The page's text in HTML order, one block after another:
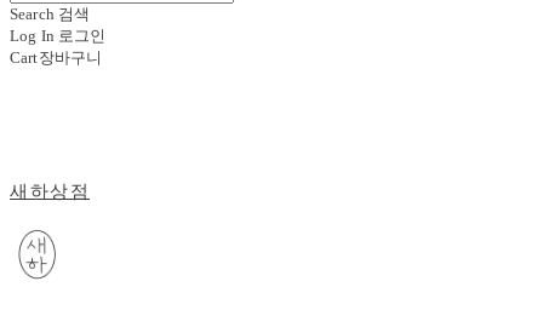
Search 검색
Log In 로그인
Cart장바구니
새하상점